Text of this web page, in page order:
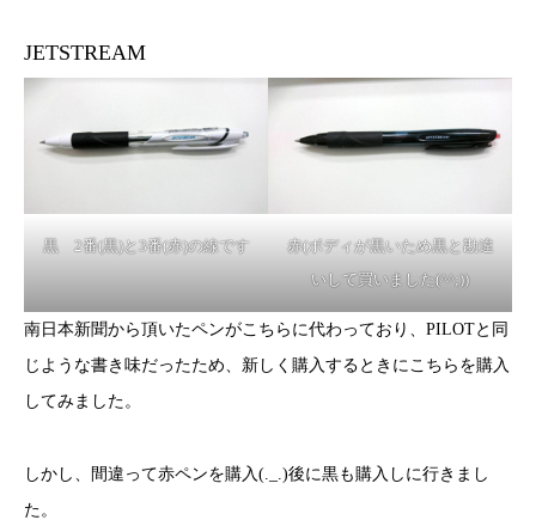
JETSTREAM
黒 2番(黒)と3番(赤)の線です
赤(ボディが黒いため黒と勘違
いして買いました(^^;))
南日本新聞から頂いたペンがこちらに代わっており、PILOTと同
じような書き味だったため、新しく購入するときにこちらを購入
してみました。
しかし、間違って赤ペンを購入(._.)後に黒も購入しに行きまし
た。